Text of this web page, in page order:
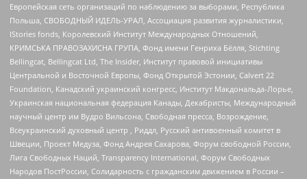
Европейская сеть организаций по наблюдению за выборами, Республика
Польша, СВОБОДНЫЙ ИДЕЛЬ-УРАЛ, Ассоциация развития журналистики,
IStories fonds, Королевский Институт Международных Отношений,
КРИМСЬКА ПРАВОЗАХИСНА ГРУПА, Фонд имени Генриха Бёлля, Stichting
Bellingcat, Bellingcat Ltd, The Insider, Институт правовой инициативы
Центральной и Восточной Европы, Фонд Открытой Эстонии, Calvert 22
Foundation, Канадский украинский конгресс, Институт Макдональда-Лорье,
Украинская национальная федерация Канады, Декабристы, Международный
научный центр им Вудро Вильсона, Свободная пресса, Возрождение,
Всеукраинский духовный центр , Риддл, Русский антивоенный комитет в
Швеции, Проект Медуза, Фонд Андрея Сахарова, Форум свободной России,
Лига Свободных Наций, Transparеncy International, Форум Свободных
Народов ПостРоссии, Солидарность с гражданским движением в России –